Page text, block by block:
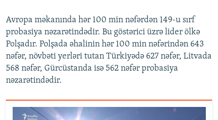
Avropa məkanında hər 100 min nəfərdən 149-u sırf
probasiya nəzarətindədir. Bu göstərici üzrə lider ölkə
Polşadır. Polşada əhalinin hər 100 min nəfərindən 643
nəfər, növbəti yerləri tutan Türkiyədə 627 nəfər, Litvada
568 nəfər, Gürcüstanda isə 562 nəfər probasiya
nəzarətindədir.